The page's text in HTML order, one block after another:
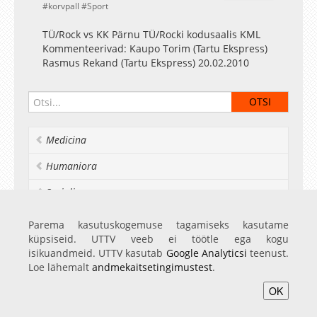
korvpall
Sport
TÜ/Rock vs KK Pärnu TÜ/Rocki kodusaalis KML
Kommenteerivad: Kaupo Torim (Tartu Ekspress)
Rasmus Rekand (Tartu Ekspress) 20.02.2010
Medicina
Humaniora
Socialia
Realia et naturalia
Ülikoolist veel
Parema kasutuskogemuse tagamiseks kasutame
küpsiseid. UTTV veeb ei töötle ega kogu
isikuandmeid. UTTV kasutab Google Analyticsi teenust.
Loe lähemalt andmekaitsetingimustest.
OK